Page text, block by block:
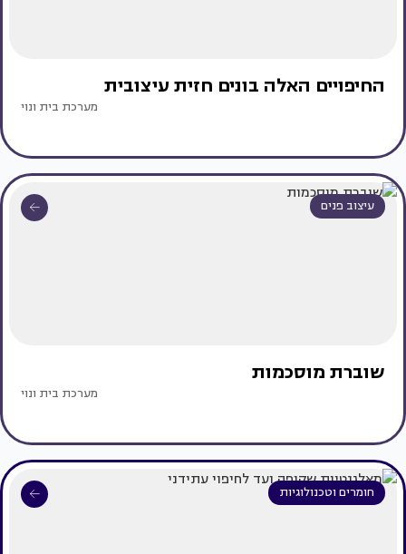
החיפויים האלה בונים חזית עיצובית
מערכת בית ונוי
עיצוב פנים
שוברת מוסכמות
מערכת בית ונוי
חומרים וטכנולוגיות